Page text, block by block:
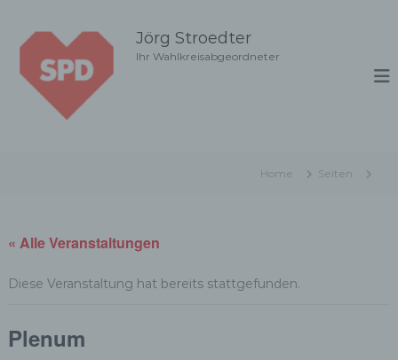
Jörg Stroedter
Ihr Wahlkreisabgeordneter
Home Seiten
« Alle Veranstaltungen
Diese Veranstaltung hat bereits stattgefunden.
Plenum